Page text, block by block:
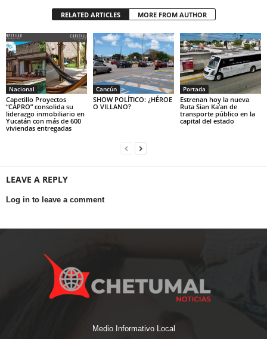
RELATED ARTICLES MORE FROM AUTHOR
Nacional
Capetillo Proyectos
“CAPRO” consolida su
liderazgo inmobiliario en
Yucatán con más de 600
viviendas entregadas
Cancún
SHOW POLÍTICO: ¿HÉROE
O VILLANO?
Portada
Estrenan hoy la nueva
Ruta Sian Ka’an de
transporte público en la
capital del estado
LEAVE A REPLY
Log in to leave a comment
Medio Informativo Local